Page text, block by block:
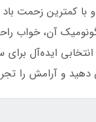
با کمترین زحمت
آن، خواب
ایده‌آل برای
و آرامش را